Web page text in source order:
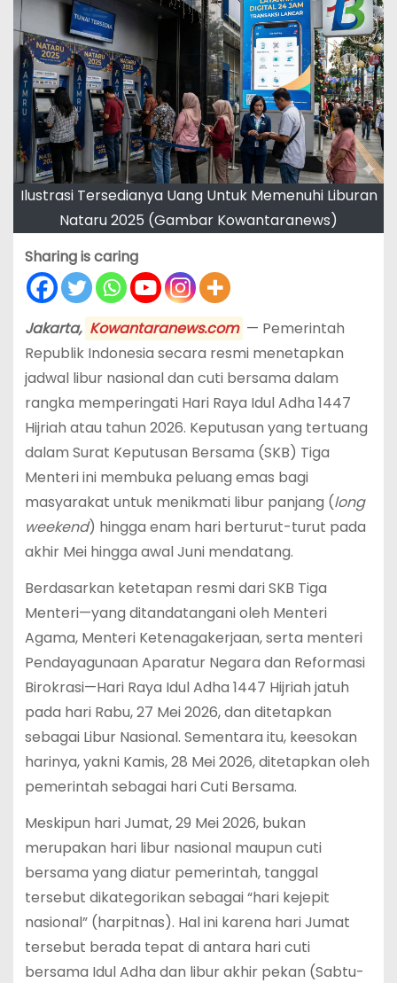
Ilustrasi Tersedianya Uang Untuk Memenuhi Liburan
Nataru 2025 (Gambar Kowantaranews)
Sharing is caring
Jakarta, Kowantaranews.com — Pemerintah
Republik Indonesia secara resmi menetapkan
jadwal libur nasional dan cuti bersama dalam
rangka memperingati Hari Raya Idul Adha 1447
Hijriah atau tahun 2026. Keputusan yang tertuang
dalam Surat Keputusan Bersama (SKB) Tiga
Menteri ini membuka peluang emas bagi
masyarakat untuk menikmati libur panjang (long
weekend) hingga enam hari berturut-turut pada
akhir Mei hingga awal Juni mendatang.
Berdasarkan ketetapan resmi dari SKB Tiga
Menteri—yang ditandatangani oleh Menteri
Agama, Menteri Ketenagakerjaan, serta menteri
Pendayagunaan Aparatur Negara dan Reformasi
Birokrasi—Hari Raya Idul Adha 1447 Hijriah jatuh
pada hari Rabu, 27 Mei 2026, dan ditetapkan
sebagai Libur Nasional. Sementara itu, keesokan
harinya, yakni Kamis, 28 Mei 2026, ditetapkan oleh
pemerintah sebagai hari Cuti Bersama.
Meskipun hari Jumat, 29 Mei 2026, bukan
merupakan hari libur nasional maupun cuti
bersama yang diatur pemerintah, tanggal
tersebut dikategorikan sebagai “hari kejepit
nasional” (harpitnas). Hal ini karena hari Jumat
tersebut berada tepat di antara hari cuti
bersama Idul Adha dan libur akhir pekan (Sabtu-